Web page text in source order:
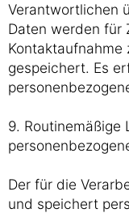
Verantwortlichen
Daten werden für
Kontaktaufnahme
gespeichert. Es
9. Routinemäßige
Der für die
und speichert